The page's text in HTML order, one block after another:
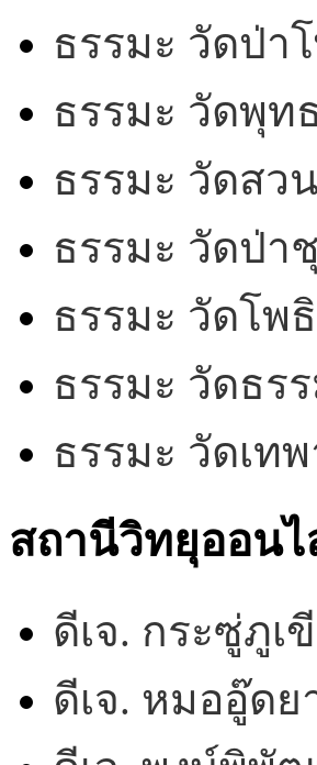
ธรรมะ วัดป่า
ธรรมะ วัดพุท
ธรรมะ วัดส
ธรรมะ วัดป่
ธรรมะ วัดโพ
ธรรมะ วัดธร
ธรรมะ วัดเท
สถานีวิทยุออน
ดีเจ. กระซู่ภูเ
ดีเจ. หมออู๊ดย